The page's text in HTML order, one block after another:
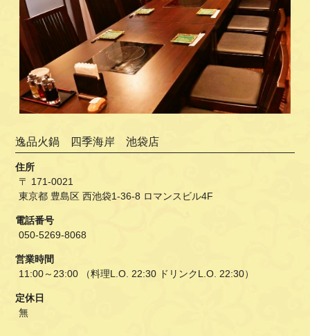
逸品火鍋 四季海岸 池袋店
住所
〒 171-0021
東京都 豊島区 西池袋1-36-8 ロマンスビル4F
電話番号
050-5269-8068
営業時間
11:00～23:00 （料理L.O. 22:30 ドリンクL.O. 22:30）
定休日
無